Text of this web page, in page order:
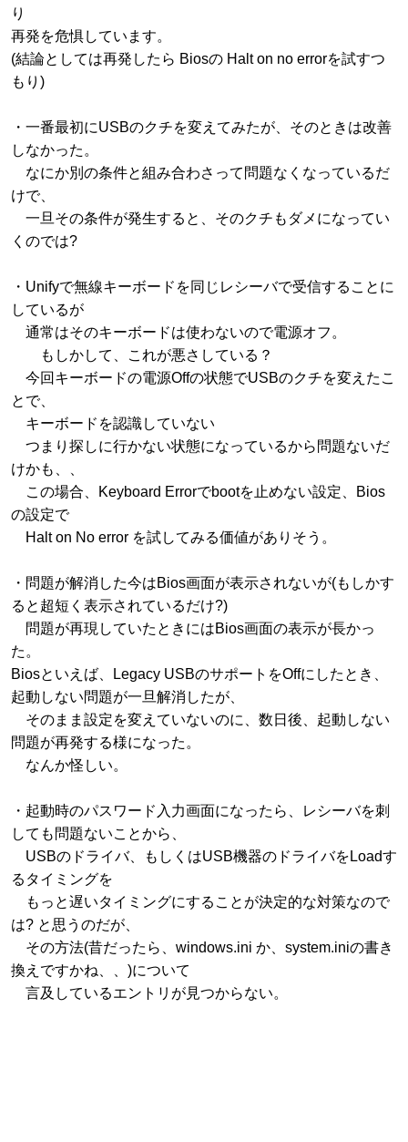
り
再発を危惧しています。
(結論としては再発したら Biosの Halt on no errorを試すつ
もり)
・一番最初にUSBのクチを変えてみたが、そのときは改善
しなかった。
なにか別の条件と組み合わさって問題なくなっているだ
けで、
一旦その条件が発生すると、そのクチもダメになってい
くのでは?
・Unifyで無線キーボードを同じレシーバで受信することに
しているが
通常はそのキーボードは使わないので電源オフ。
もしかして、これが悪さしている？
今回キーボードの電源Offの状態でUSBのクチを変えたこ
とで、
キーボードを認識していない
つまり探しに行かない状態になっているから問題ないだ
けかも、、
この場合、Keyboard Errorでbootを止めない設定、Bios
の設定で
Halt on No error を試してみる価値がありそう。
・問題が解消した今はBios画面が表示されないが(もしかす
ると超短く表示されているだけ?)
問題が再現していたときにはBios画面の表示が長かっ
た。
Biosといえば、Legacy USBのサポートをOffにしたとき、
起動しない問題が一旦解消したが、
そのまま設定を変えていないのに、数日後、起動しない
問題が再発する様になった。
なんか怪しい。
・起動時のパスワード入力画面になったら、レシーバを刺
しても問題ないことから、
USBのドライバ、もしくはUSB機器のドライバをLoadす
るタイミングを
もっと遅いタイミングにすることが決定的な対策なので
は? と思うのだが、
その方法(昔だったら、windows.ini か、system.iniの書き
換えですかね、、)について
言及しているエントリが見つからない。